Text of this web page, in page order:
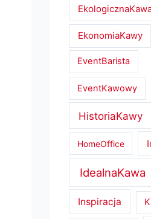
EkonomiaKawy
EventBarista
EventKawowy
HistoriaKawy
HomeOffice
IdealnaKawa
Inspiracja